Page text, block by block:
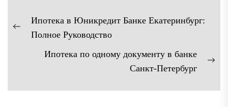
Навигация
по
записям
Предыдущая
Ипотека в Юникредит Банке Екатеринбург:
Полное Руководство
Ипотека по одному документу в банке
Санкт-Петербург